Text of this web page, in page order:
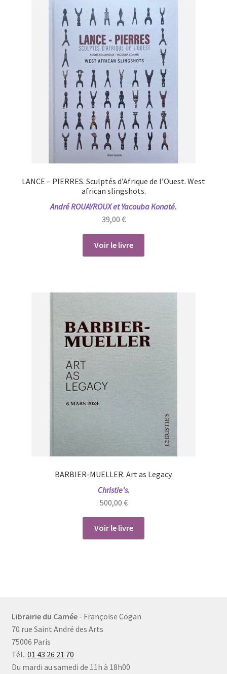
LANCE – PIERRES. Sculptés d’Afrique de l’Ouest. West
african slingshots.
André ROUAYROUX et Yacouba Konaté.
39,00 €
Voir le livre
BARBIER-MUELLER. Art as Legacy.
Christie's.
500,00 €
Voir le livre
Librairie du Camée- Françoise Cogan
70 rue Saint André des Arts
75006 Paris
Tél.: 01 43 26 21 70
Du mardi au samedi de 11h à 18h00